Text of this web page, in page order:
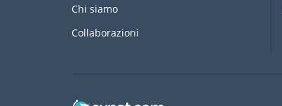
Chi siamo
Collaborazioni